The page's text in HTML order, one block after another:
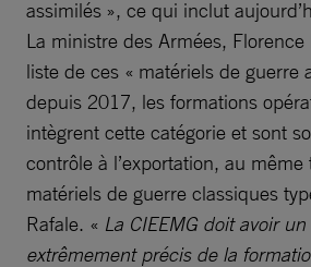
assimilés », ce qui inclut
La ministre des Armées,
liste de ces « matériels de guerre
depuis 2017, les formations
intègrent cette catégorie et sont
contrôle à l’exportation, au
matériels de guerre classiques
Rafale. « La CIEEMG doit avoir
extrêmement précis de la